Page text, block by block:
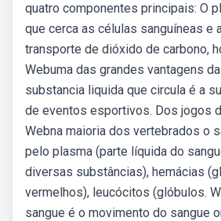
quatro componentes principais: O
que cerca as células sanguíneas e
transporte de dióxido de carbono,
Webuma das grandes vantagens
substancia liquida que circula é a
de eventos esportivos. Dos jogos
Webna maioria dos vertebrados o
pelo plasma (parte líquida do
diversas substâncias), hemácias
vermelhos), leucócitos (glóbulos.
sangue é o movimento do sangue